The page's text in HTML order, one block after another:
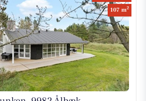
107 m2